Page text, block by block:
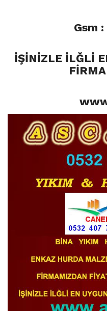
Gsm
İŞİNİZLE İLĞLİ